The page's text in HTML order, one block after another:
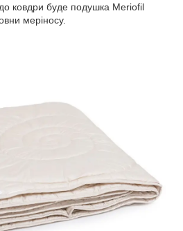
ковдри буде подушка Meriofil
меріносу.